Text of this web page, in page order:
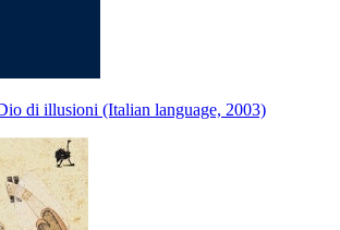
di illusioni (Italian language, 2003)